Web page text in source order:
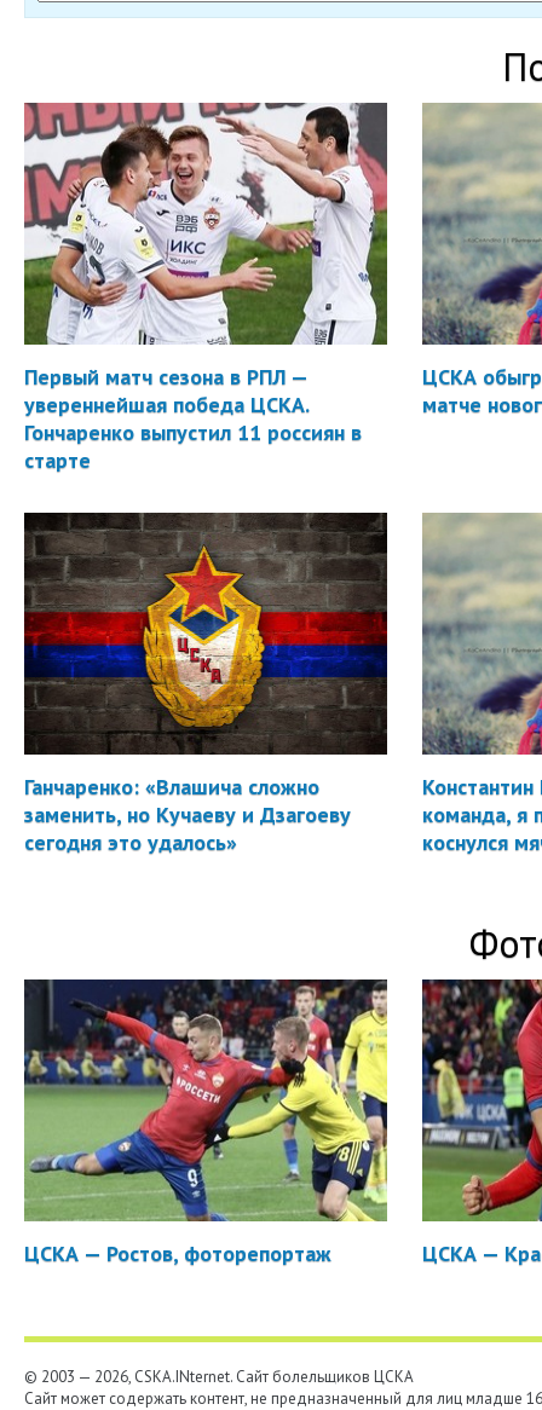
Первый матч сезона в РПЛ —
увереннейшая победа ЦСКА.
Гончаренко выпустил 11 россиян в
старте
ЦСКА
матче
Ганчаренко: «Влашича сложно
заменить, но Кучаеву и Дзагоеву
сегодня это удалось»
Константин
команда, я
коснулся
ЦСКА — Ростов, фоторепортаж ЦСКА —
© 2003 — 2026, CSKA.INternet. Cайт болельщиков ЦСКА
Сайт может содержать контент, не предназначенный для лиц младше